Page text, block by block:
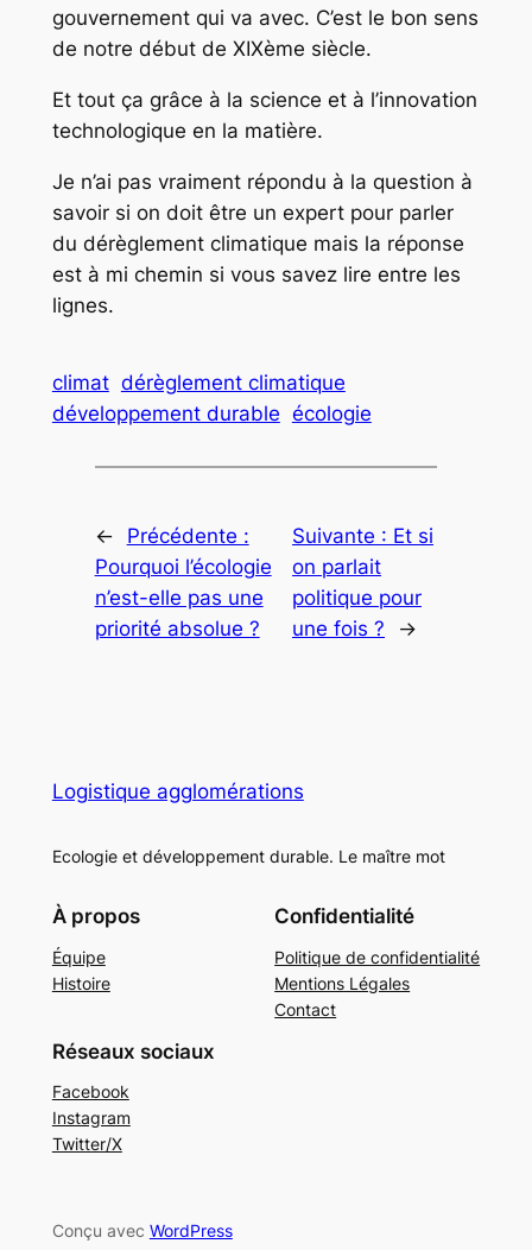
gouvernement qui va avec. C’est le bon sens
de notre début de XIXème siècle.
Et tout ça grâce à la science et à l’innovation
technologique en la matière.
Je n’ai pas vraiment répondu à la question à
savoir si on doit être un expert pour parler
du dérèglement climatique mais la réponse
est à mi chemin si vous savez lire entre les
lignes.
climat dérèglement climatique
développement durable écologie
←
Précédente :
Pourquoi l’écologie
n’est-elle pas une
priorité absolue ?
Suivante : Et si
on parlait
politique pour
une fois ?
→
Logistique agglomérations
Ecologie et développement durable. Le maître mot
À propos
Équipe
Histoire
Confidentialité
Politique de confidentialité
Mentions Légales
Contact
Réseaux sociaux
Facebook
Instagram
Twitter/X
Conçu avec WordPress